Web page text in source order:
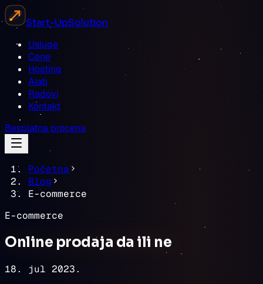
Start-UpSolution
Usluge
Cene
Hosting
Alati
Radovi
Kontakt
Besplatna procena
Početna
Blog
E-commerce
E-commerce
Online prodaja da ili ne
18. jul 2023.